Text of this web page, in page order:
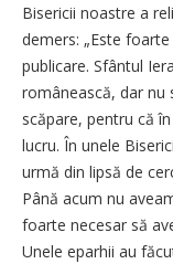
Bisericii noastre a
demers: „Este
publicare. Sfântul
româ­nească, dar nu
scăpare, pentru că
lucru. În unele
urmă din lipsă de
Până acum nu
foarte necesar să
Unele eparhii au